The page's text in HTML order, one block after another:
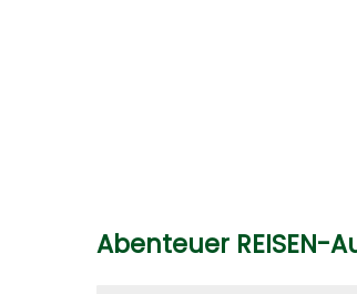
Abenteuer REISEN-